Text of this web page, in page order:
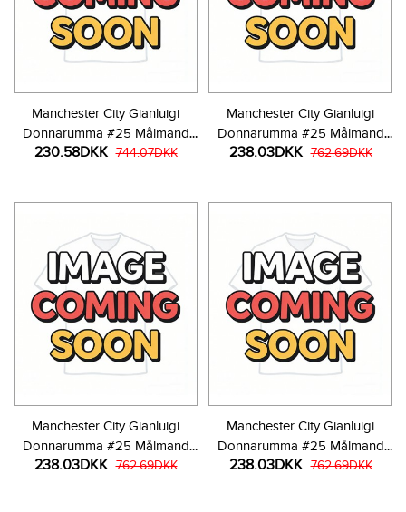
Manchester City Gianluigi
Donnarumma #25 Målmand
Tredjetrøje 2025-26
230.58DKK 744.07DKK
Manchester City Gianluigi
Donnarumma #25 Målmand
Hjemmebanetrøje 2025-26
238.03DKK 762.69DKK
Manchester City Gianluigi
Donnarumma #25 Målmand
Udebanetrøje 2025-26
238.03DKK 762.69DKK
Manchester City Gianluigi
Donnarumma #25 Målmand
Tredjetrøje 2025-26
238.03DKK 762.69DKK